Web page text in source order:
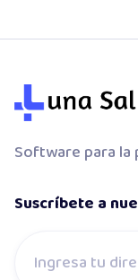
Software para la
Suscríbete a